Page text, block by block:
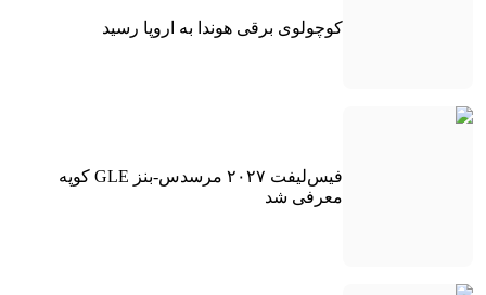
کوچولوی برقی هوندا به اروپا رسید
فیس‌لیفت ۲۰۲۷ مرسدس-بنز GLE کوپه
معرفی شد